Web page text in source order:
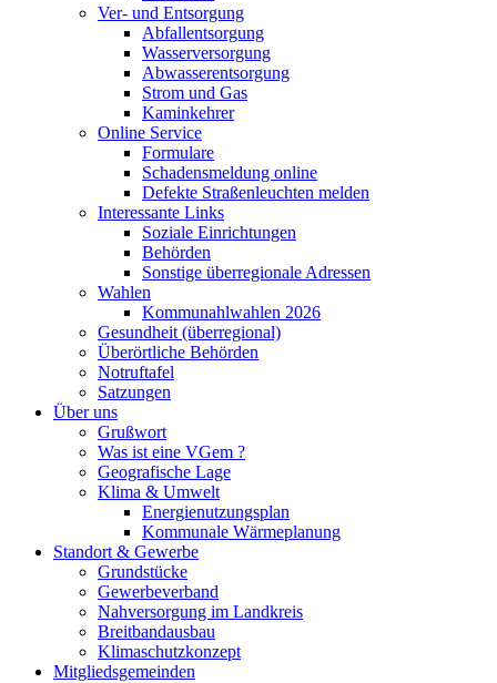
Ver- und Entsorgung
Abfallentsorgung
Wasserversorgung
Abwasserentsorgung
Strom und Gas
Kaminkehrer
Online Service
Formulare
Schadensmeldung online
Defekte Straßenleuchten melden
Interessante Links
Soziale Einrichtungen
Behörden
Sonstige überregionale Adressen
Wahlen
Kommunahlwahlen 2026
Gesundheit (überregional)
Überörtliche Behörden
Notruftafel
Satzungen
Über uns
Grußwort
Was ist eine VGem ?
Geografische Lage
Klima & Umwelt
Energienutzungsplan
Kommunale Wärmeplanung
Standort & Gewerbe
Grundstücke
Gewerbeverband
Nahversorgung im Landkreis
Breitbandausbau
Klimaschutzkonzept
Mitgliedsgemeinden